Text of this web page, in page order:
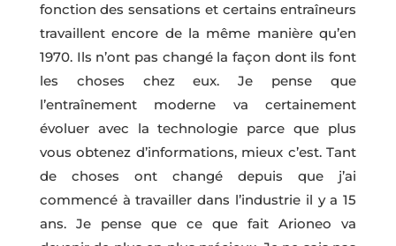
fonction des sensations et certains entraîneurs
travaillent encore de la même manière qu’en
1970. Ils n’ont pas changé la façon dont ils font
les choses chez eux. Je pense que
l’entraînement moderne va certainement
évoluer avec la technologie parce que plus
vous obtenez d’informations, mieux c’est. Tant
de choses ont changé depuis que j’ai
commencé à travailler dans l’industrie il y a 15
ans. Je pense que ce que fait Arioneo va